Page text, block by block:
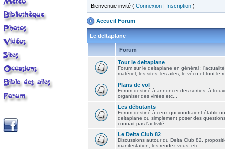
Bienvenue invité ( Connexion | Inscription )
Accueil Forum
Le deltaplane
Forum
Tout le deltaplane
Forum sur le deltaplane en général :
matériel, les sites, les ailes, le vécu et tout le
Plans de vol
Forum destiné à annoncer des sorties, à
organiser des virées etc...
Les débutants
Forum destiné à ceux qui voudraient établir
deltaplane ou simplement poser des
connait pas l'activité.
Le Delta Club 82
Discussions autour du Delta Club 82,
manifestation, les rendez-vous, etc...